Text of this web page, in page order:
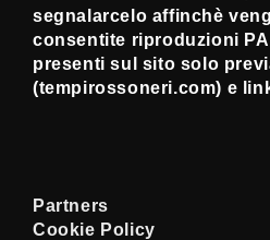
segnalarcelo affinchè
consentite riproduzioni
presenti sul sito solo
(tempirossoneri.com) e
Partners
Cookie Policy